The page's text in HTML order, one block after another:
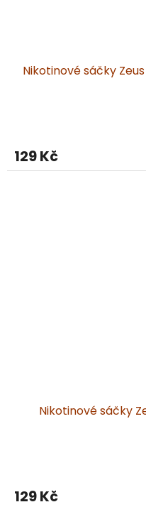
Nikotinové sáčky
129 Kč
Nikotinové sáčky
129 Kč